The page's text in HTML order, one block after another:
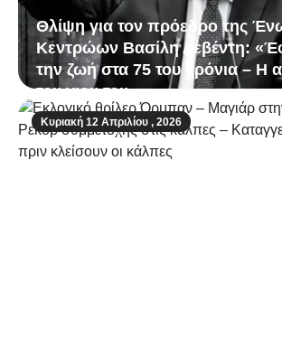
Θλίψη για τον πρόεδρο της
Κεντρώων Βασίλη Λεβέντη:
την ζωή στα 75 του χρόνια – Η
του γιου του
Κυριακή 12 Απριλίου , 2026